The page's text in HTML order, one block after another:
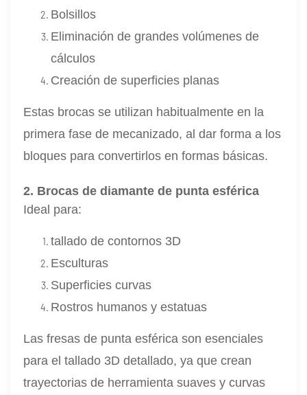
Bolsillos
Eliminación de grandes volúmenes de
cálculos
Creación de superficies planas
Estas brocas se utilizan habitualmente en la
primera fase de mecanizado, al dar forma a los
bloques para convertirlos en formas básicas.
2. Brocas de diamante de punta esférica
Ideal para:
tallado de contornos 3D
Esculturas
Superficies curvas
Rostros humanos y estatuas
Las fresas de punta esférica son esenciales
para el tallado 3D detallado, ya que crean
trayectorias de herramienta suaves y curvas